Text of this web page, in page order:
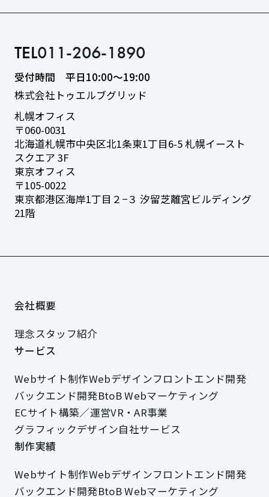
会社概要
理念
理念
スタッフ紹介
スタッフ紹介
サービス
Webサイト制作
Webサイト制作
Webデザイン
Webデザイン
フロントエンド開発
フロントエンド開発
バックエンド開発
バックエンド開発
BtoB Webマーケティング
BtoB Webマーケティング
ECサイト構築／運営
ECサイト構築／運営
VR・AR事業
VR・AR事業
グラフィックデザイン
グラフィックデザイン
自社サービス
制作実績
Webサイト制作
Webサイト制作
Webデザイン
Webデザイン
フロントエンド開発
フロントエンド開発
バックエンド開発BtoB Webマーケティング
TEL011-206-1890
受付時間 平日10:00〜19:00
株式会社トゥエルブグリッド
札幌オフィス
〒060-0031
北海道札幌市中央区北1条東1丁目6-5札幌イースト
スクエア 3F
東京オフィス
〒105-0022
東京都港区海岸1丁目２−３ 汐留芝離宮ビルディング
21階